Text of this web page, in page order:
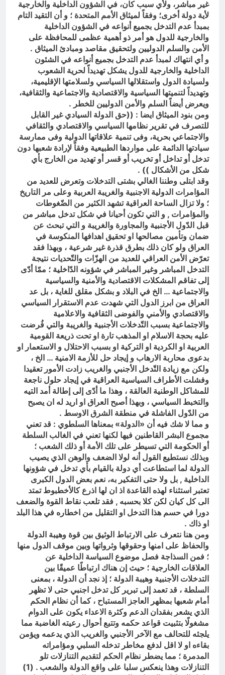
انتهت الحرب… لكن لم ينتهي
الموت
18 ساعة Ago
غير مباشر، ولأي سبب كان، في الشؤون الداخلية والخارجية
لأية دولة أخرى؛ وفقاً لميثاق الأمم المتحدة ؛ و أن التقيد التام
بمبدأ عدم التدخل بجميع أنواعه في الشؤون الداخلية
والخارجية للدول هو أمر ذو أهمية عظمى للمحافظة على
الأمن والسلم الدوليين ولتحقيق مقاصد ومبادئ الميثاق .
و أي انتهاك لمبدأ عدم التدخل بجميع أنواعه في الشئون
الداخلية والخارجية للدول يشكل تهديداً لحرية الشعوب
ولسيادة الدول واستقلالها السياسي ولسلامتها الإقليمية،
وتهديداً لتنميتها السياسية والاقتصادية والاجتماعية والثقافية،
ويعرض أيضاً السلم والأمن الدوليين للخطر .
ومن بنود الميثاق ايضا : ((حق الدولة السيادي غير القابل
للتصرف في تقرير نظامها السياسي والاقتصادي والثقافي
والاجتماعي بحرية، وفى تنمية علاقاتها الدولية وفى ممارسة
سيادتها الدائمة على مواردها الطبيعية وفقاً لإرادة شعبها دون
تدخل أو تداخل أو تخريب أو قسر أو تهديد من الخارج بأي
شكل من الأشكال )) .
وقد ابتلى وطننا الغالي بشتى التدخلات وتعرض للعديد من
المؤامرات الدولية الاجنبية والغريبة العربية وعلى مر التاريخ
؛ ولا تزال الساحة العراقية تشهد الكثير من الضّغوطات
والمؤامرات , و التي تكون أحيانا في شكل تدخل مباشر من
قبل الدّول الأجنبية والمجاورة والغريبة و التي تبحث عن
ضمان وتأمين مصالحها او تحقيق اهدافها المنكوسة في
العراق ولو كان ذلك بطرق قذرة غير شرعية ، وبهذا فقد
تعرّض الأمن العراقي للعديد من الهزّات والتّحديات نتيجة
التدخل المباشر وغير المباشر في شؤونه الدّاخلية ؛ ممّا أدّى
إلى تفاقم المشكلات الاقتصادية والأمنية والسياسية
والاجتماعية … الخ في البلاد و بشكل مقلق للغاية ، بل عد
العراق من ابرز الدول التي شهدت عدم الاستقرار السياسي
والاقتصادي والأمني والفوضى الثقافية والاعلامية
والاجتماعية بسبب التّدخلات الأجنبية والغريبة والتي فُرضت
عليه بحجة الاسلام او المذهب تارة او تحت ذريعة القومية
العربية او الكردية او التركية او بسبب الاحتلال و الاستعمار او
بدعوى محاربة الارهاب و إيجاد حل للأزمة الامنية … الخ ،
ولكن مع زيادة التّدخل الأجنبي والغريب زادت الأمور تعقيدا
وفشلت الأطراف السياسية العراقية في إيجاد حلول ناجعة
للمشاكل الوطنية العالقة ، وهذا ما أدّى إلى إطالة أمد التيه
والتخبط السياسي ، وبهذا أصبح العراق او اريد له ان يصبح
من الدّول الفاشلة في منطقة الشرق الاوسط .
و مما لا شك فيه أن «الدولة» بمعناها السلطوي : قد تعني
مجموع البشر القاطنين فيها لكنها تعني في الغالب السلطة
أو الحكومة التي تسيطر على تلك الأمة أو ذلك الشعب ؛
وبذلك نستطيع القول أنه لولا الضعف والوهن الذي يصيب
الدولة لما استطاعت أي دولة بالقيام بأي تدخل في شؤونها
الداخلية , بل ولا حتى التفكير به، نعم بعض الدول الكبرى
تعتبر استثناء لهذه القاعدة اذ ان لها اذرع كالأخطبوط تمتد
الى كل كيان لكن كلا بحسبه , فقد تلعب نقاط القوة والضعف
دورا في حسم هذا التدخل او التقليل من اخطاره في هذا البلد
او ذاك .
ومن هنا نتعرف على الارتباط الوثيق بين قوة وهيبة الدولة
والحفاظ على امنها وحقوقها وثرواتها وبين موقف الدول منها
؛ فمن السذاجة فصل موضوع السياسة الداخلية عن
العلاقات الخارجية ؛ حيث إن هناك ارتباطًا عميقًا بين
التدخلات الأجنبية وهيبة الدولة ؛ إذ نجد أن الدولة ، بمعنى
السلطة ، قد تعمد إلى تبرير كل تدخل اجنبي حتى لا تظهر
أمام شعبها بمظهر العاجز المستباح ، كما أن نظام الحكم
الذي يشعر بفقدان الدعم وكثرة الاعداء يكون على الدوام
مشغولًا بتثبيت قواعد حكمه وتتبع أحوال رعيته الغاضبة مما
يلجئه للتحالف مع الآخر الأجنبي والغريب الذي يدعمه ويؤمن
بقاءه او لا اقل لدفع مخاطر تدخله السلبي ومؤامراته
المدمرة ؛ مما يضطر نظام الحكم لتقديم التنازلات تلو
التنازلات وهذا ينعكس سلبا على واقع الدولة والشعب . (1)